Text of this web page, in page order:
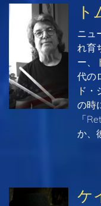
ニュ
れ育
ー、
代の
ド
の時
「
か、
ケ